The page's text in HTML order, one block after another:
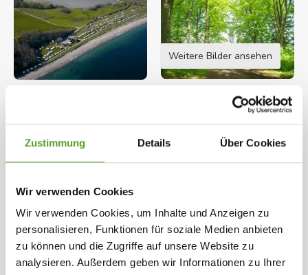
Zustimmung Details Über Cookies
Wir verwenden Cookies
Wir verwenden Cookies, um Inhalte und Anzeigen zu
personalisieren, Funktionen für soziale Medien anbieten
zu können und die Zugriffe auf unsere Website zu
analysieren. Außerdem geben wir Informationen zu Ihrer
Weitere Bilder ansehen
Herzlich willkommen auf die Spitze von
Mols Nationalpark auf Djursland
Rugaard Camping ist auf die Spitze von Mols
Nachbar.
Rugaard Camping ist ein ruhiger Familienplatz, der
Ausgewählte Einrichtungen